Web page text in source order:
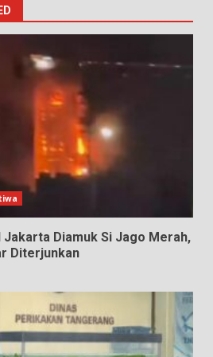
Jakarta Diamuk Si Jago Merah,
Diterjunkan